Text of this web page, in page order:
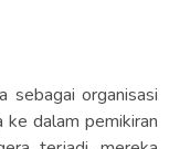
sebagai organisasi
dalam pemikiran